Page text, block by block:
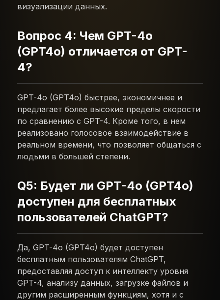
визуализации данных.
Вопрос 4: Чем GPT-4o
(GPT4o) отличается от GPT-
4?
GPT-4o (GPT4o) быстрее, экономичнее и
предлагает более высокие пределы скорости
по сравнению с GPT-4. Кроме того, в нем
реализовано голосовое взаимодействие в
реальном времени, что позволяет общаться с
людьми в большей степени.
Q5: Будет ли GPT-4o (GPT4o)
доступен для бесплатных
пользователей ChatGPT?
Да, GPT-4o (GPT4o) будет доступен
бесплатным пользователям ChatGPT,
предоставляя доступ к интеллекту уровня
GPT-4, анализу данных, загрузке файлов и
другим расширенным функциям, хотя и с